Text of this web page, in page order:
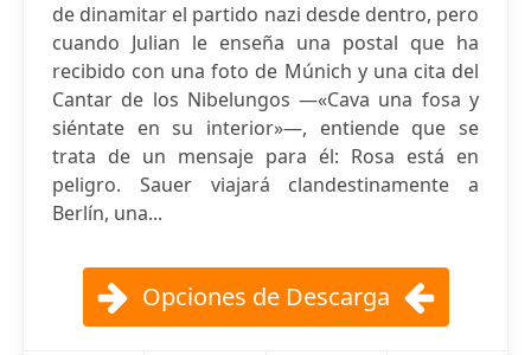
de dinamitar el partido nazi desde dentro, pero
cuando Julian le enseña una postal que ha
recibido con una foto de Múnich y una cita del
Cantar de los Nibelungos —«Cava una fosa y
siéntate en su interior»—, entiende que se
trata de un mensaje para él: Rosa está en
peligro. Sauer viajará clandestinamente a
Berlín, una...
Opciones de Descarga